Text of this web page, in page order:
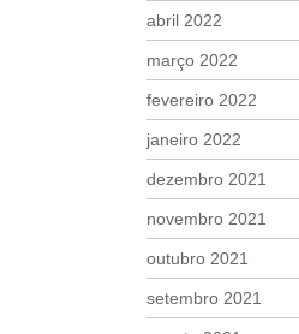
abril 2022
março 2022
fevereiro 2022
janeiro 2022
dezembro 2021
novembro 2021
outubro 2021
setembro 2021